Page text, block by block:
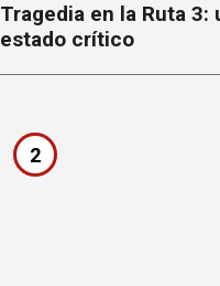
Tragedia en la Ruta
estado crítico
2